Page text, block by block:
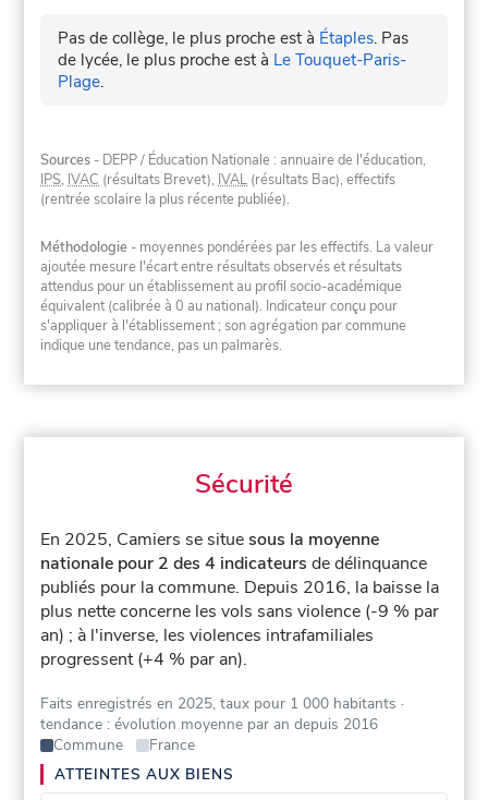
Pas de collège, le plus proche est à Étaples. Pas
de lycée, le plus proche est à Le Touquet-Paris-
Plage.
Sources - DEPP / Éducation Nationale : annuaire de l'éducation,
IPS, IVAC (résultats Brevet), IVAL (résultats Bac), effectifs
(rentrée scolaire la plus récente publiée).
Méthodologie - moyennes pondérées par les effectifs. La valeur
ajoutée mesure l'écart entre résultats observés et résultats
attendus pour un établissement au profil socio-académique
équivalent (calibrée à 0 au national). Indicateur conçu pour
s'appliquer à l'établissement ; son agrégation par commune
indique une tendance, pas un palmarès.
Sécurité
En 2025, Camiers se situesous la moyenne
nationale pour 2 des 4 indicateurs de délinquance
publiés pour la commune. Depuis 2016, la baisse la
plus nette concerne les vols sans violence (-9 % par
an) ; à l'inverse, les violences intrafamiliales
progressent (+4 % par an).
Faits enregistrés en 2025, taux pour 1 000 habitants ·
tendance : évolution moyenne par an depuis 2016
Commune
France
ATTEINTES AUX BIENS